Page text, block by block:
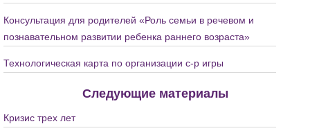
Консультация для родителей «Роль семьи в речевом и
познавательном развитии ребенка раннего возраста»
Технологическая карта по организации с-р игры
Следующие материалы
Кризис трех лет